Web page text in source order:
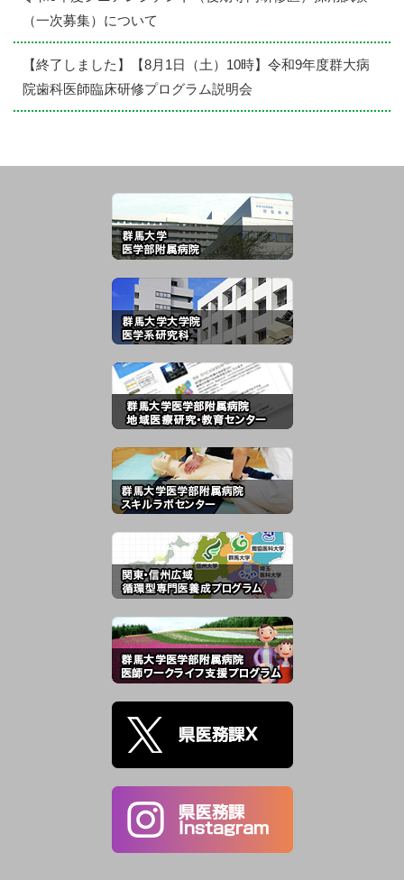
（一次募集）について
【終了しました】【8月1日（土）10時】令和9年度群大病
院歯科医師臨床研修プログラム説明会